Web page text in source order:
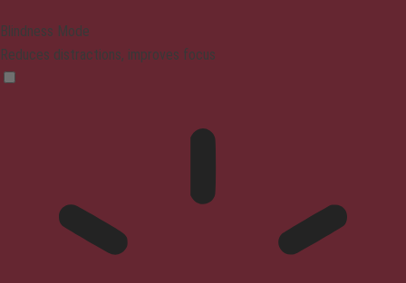
Blindness Mode
Reduces distractions, improves focus